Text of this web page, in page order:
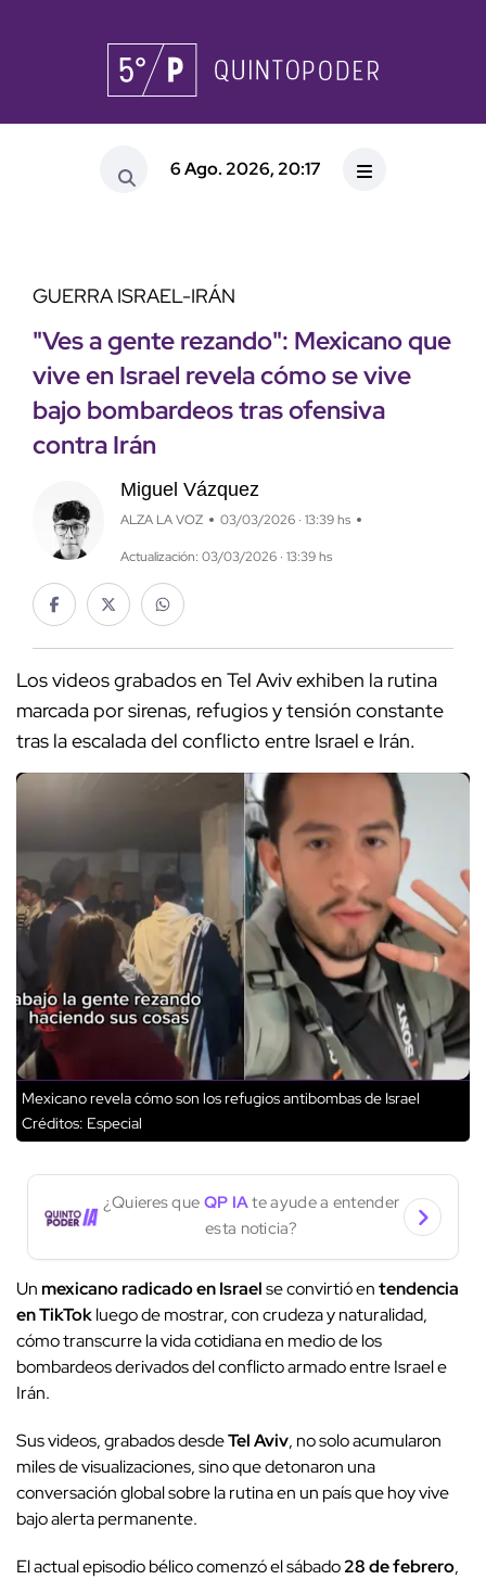
6 Ago. 2026, 20:17
GUERRA ISRAEL-IRÁN
"Ves a gente rezando": Mexicano que
vive en Israel revela cómo se vive
bajo bombardeos tras ofensiva
contra Irán
Miguel Vázquez
ALZA LA VOZ 03/03/2026 · 13:39 hs
Actualización: 03/03/2026 · 13:39 hs
Los videos grabados en Tel Aviv exhiben la rutina
marcada por sirenas, refugios y tensión constante
tras la escalada del conflicto entre Israel e Irán.
Mexicano revela cómo son los refugios antibombas de Israel
Créditos: Especial
¿Quieres que QP IAte ayude a entender
esta noticia?
Unmexicano radicado en Israelse convirtió entendencia
en TikTokluego de mostrar, con crudeza y naturalidad,
cómo transcurre la vida cotidiana en medio de los
bombardeos derivados del conflicto armado entre Israel e
Irán.
Sus videos, grabados desdeTel Aviv, no solo acumularon
miles de visualizaciones, sino que detonaron una
conversación global sobre la rutina en un país que hoy vive
bajo alerta permanente.
El actual episodio bélico comenzó el sábado28 de febrero,